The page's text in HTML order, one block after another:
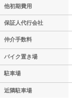
他初期費用
保証人代行会社
仲介手数料
バイク置き場
駐車場
近隣駐車場